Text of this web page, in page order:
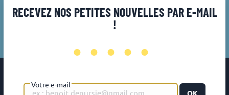
RECEVEZ NOS PETITES NOUVELLES PAR E-MAIL
!
•••••
Votre e-mail
OK